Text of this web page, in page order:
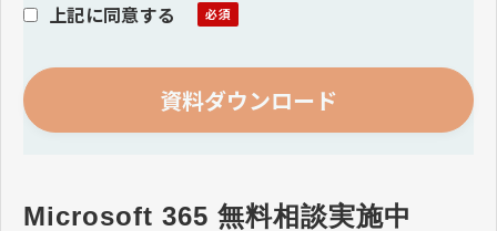
上記に同意する
Microsoft 365 無料相談実施中